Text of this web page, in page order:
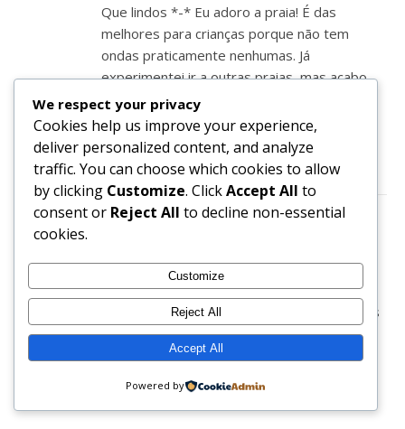
Que lindos *-* Eu adoro a praia! É das
melhores para crianças porque não tem
ondas praticamente nenhumas. Já
experimentei ir a outras praias, mas acabo
sempre por ir à de Sesimbra. Para não falar
que é uma zona super linda!
NOVEMBER 16, 2017 AT 10:53 PM
REPLY
Realmente a praia é super calma mas
na verdade no verão não dispenso o
Algarve!
We respect your privacy
Cookies help us improve your experience,
deliver personalized content, and analyze
traffic. You can choose which cookies to allow
by clicking Customize. ClickAccept All to
consent or Reject All to decline non-essential
cookies.
Customize
Reject All
Accept All
Powered by